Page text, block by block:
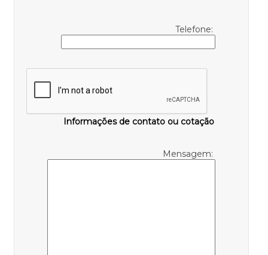
Telefone:
Informações de contato ou cotação
Mensagem: